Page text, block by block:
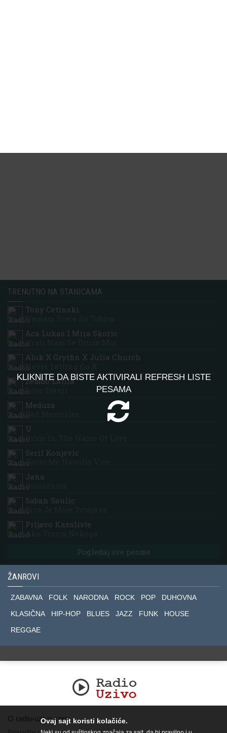
KLIKNITE DA BISTE AKTIVIRALI REFRESH LISTE
PESAMA
TRENUTNO NA STANICAMA
Tony Cetinski
Nemam Srece Sa Tobom
Aca Lukas I Mira Skoric
Vrati Nam Se Druze Moj
Alok X Gryffin X Julia Church
Never Letting Go K
Zembo Latifa
Lose Stvari
Meduza
Bad Memories
U
Pride In The Name Of Love
Serif Konjevic
Zasto Me Nevolis Vise
Jana
Prolaznica
Saban Saulic
Srce Je Moje Tvrdjava
Prljavo Kazaliste
Ako Trazis Nekoga
Pogledaj sve pesme
ŽANROVI
ZABAVNA FOLK NARODNA ROCK POP
DUHOVNA
KLASIČNA
HIP-HOP BLUES JAZZ FUNK
HOUSE
REGGAE
O radio-uzivo.comOvaj sajt koristi kolačiće.